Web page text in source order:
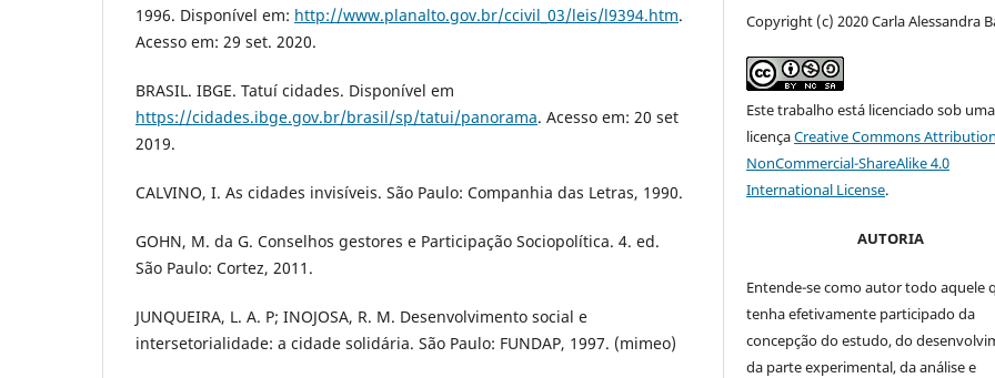
1996. Disponível em: http://www.planalto.gov.br/ccivil_03/leis/l9394.htm.
Acesso em: 29 set. 2020.
BRASIL. IBGE. Tatuí cidades. Disponível em
https://cidades.ibge.gov.br/brasil/sp/tatui/panorama. Acesso em: 20 set
2019.
CALVINO, I. As cidades invisíveis. São Paulo: Companhia das Letras, 1990.
GOHN, M. da G. Conselhos gestores e Participação Sociopolítica. 4. ed.
São Paulo: Cortez, 2011.
JUNQUEIRA, L. A. P; INOJOSA, R. M. Desenvolvimento social e
intersetorialidade: a cidade solidária. São Paulo: FUNDAP, 1997. (mimeo)
Copyright (c) 2020 Carla Alessandra
Este trabalho está licenciado sob uma
licençaCreative Commons
NonCommercial-ShareAlike 4.0
International License.
AUTORIA
Entende-se como autor todo aquele
tenha efetivamente participado da
concepção do estudo, do
da parte experimental, da análise e